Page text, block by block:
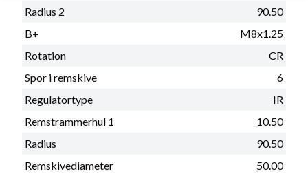
Radius 2
90.50
B+
M8x1.25
Rotation
CR
Spor i remskive
6
Regulatortype
IR
Remstrammerhul 1
10.50
Radius
90.50
Remskivediameter
50.00